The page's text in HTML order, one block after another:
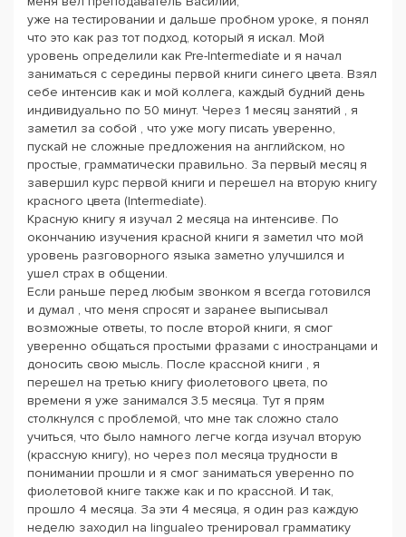
уже на тестировании и дальше пробном уроке, я понял
что это как раз тот подход, который я искал. Мой
уровень определили как Pre-Intermediate и я начал
заниматься с середины первой книги синего цвета. Взял
себе интенсив как и мой коллега, каждый будний день
индивидуально по 50 минут. Через 1 месяц занятий , я
заметил за собой , что уже могу писать уверенно,
пускай не сложные предложения на английском, но
простые, грамматически правильно. За первый месяц я
завершил курс первой книги и перешел на вторую книгу
красного цвета (Intermediate).
Красную книгу я изучал 2 месяца на интенсиве. По
окончанию изучения красной книги я заметил что мой
уровень разговорного языка заметно улучшился и
ушел страх в общении.
Если раньше перед любым звонком я всегда готовился
и думал , что меня спросят и заранее выписывал
возможные ответы, то после второй книги, я смог
уверенно общаться простыми фразами с иностранцами и
доносить свою мысль. После крассной книги , я
перешел на третью книгу фиолетового цвета, по
времени я уже занимался 3.5 месяца. Тут я прям
столкнулся с проблемой, что мне так сложно стало
учиться, что было намного легче когда изучал вторую
(крассную книгу), но через пол месяца трудности в
понимании прошли и я смог заниматься уверенно по
фиолетовой книге также как и по крассной. И так,
прошло 4 месяца. За эти 4 месяца, я один раз каждую
неделю заходил на lingualeo тренировал грамматику